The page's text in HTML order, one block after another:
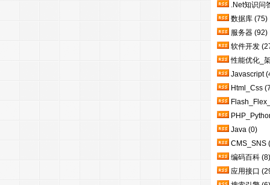
.Net知识问
数据库 (75)
服务器 (92)
软件开发
性能优化_
Javascript
Html_Css
Java (0)
CMS_SNS
编码百科 (8)
应用接口